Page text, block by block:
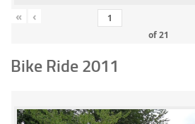
« ‹
of21
Bike Ride 2011